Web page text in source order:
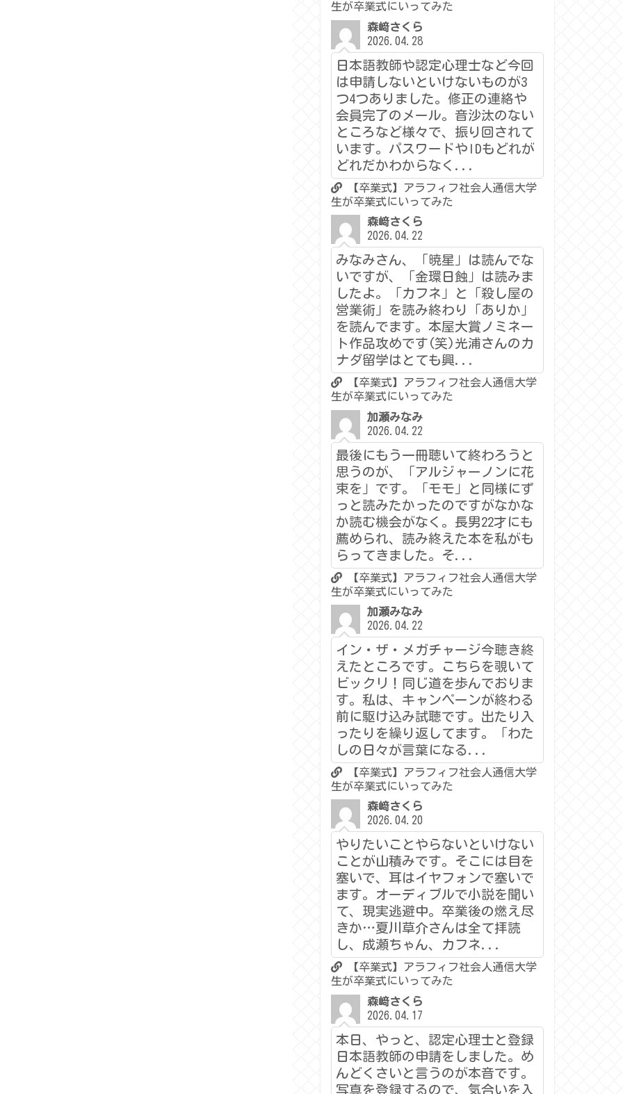
生が卒業式にいってみた
森﨑さくら
2026.04.28
日本語教師や認定心理士など今回
は申請しないといけないものが3
つ4つありました。修正の連絡や
会員完了のメール。音沙汰のない
ところなど様々で、振り回されて
います。パスワードやIDもどれが
どれだかわからなく...
【卒業式】アラフィフ社会人通信大学
生が卒業式にいってみた
森﨑さくら
2026.04.22
みなみさん、「暁星」は読んでな
いですが、「金環日蝕」は読みま
したよ。「カフネ」と「殺し屋の
営業術」を読み終わり「ありか」
を読んでます。本屋大賞ノミネー
ト作品攻めです(笑)光浦さんのカ
ナダ留学はとても興...
【卒業式】アラフィフ社会人通信大学
生が卒業式にいってみた
加瀬みなみ
2026.04.22
最後にもう一冊聴いて終わろうと
思うのが、「アルジャーノンに花
束を」です。「モモ」と同様にず
っと読みたかったのですがなかな
か読む機会がなく。長男22才にも
薦められ、読み終えた本を私がも
らってきました。そ...
【卒業式】アラフィフ社会人通信大学
生が卒業式にいってみた
加瀬みなみ
2026.04.22
イン・ザ・メガチャージ今聴き終
えたところです。こちらを覗いて
ビックリ！同じ道を歩んでおりま
す。私は、キャンペーンが終わる
前に駆け込み試聴です。出たり入
ったりを繰り返してます。「わた
しの日々が言葉になる...
【卒業式】アラフィフ社会人通信大学
生が卒業式にいってみた
森﨑さくら
2026.04.20
やりたいことやらないといけない
ことが山積みです。そこには目を
塞いで、耳はイヤフォンで塞いで
ます。オーディブルで小説を聞い
て、現実逃避中。卒業後の燃え尽
きか…夏川草介さんは全て拝読
し、成瀬ちゃん、カフネ...
【卒業式】アラフィフ社会人通信大学
生が卒業式にいってみた
森﨑さくら
2026.04.17
本日、やっと、認定心理士と登録
日本語教師の申請をしました。め
んどくさいと言うのが本音です。
写真を登録するので、気合いを入